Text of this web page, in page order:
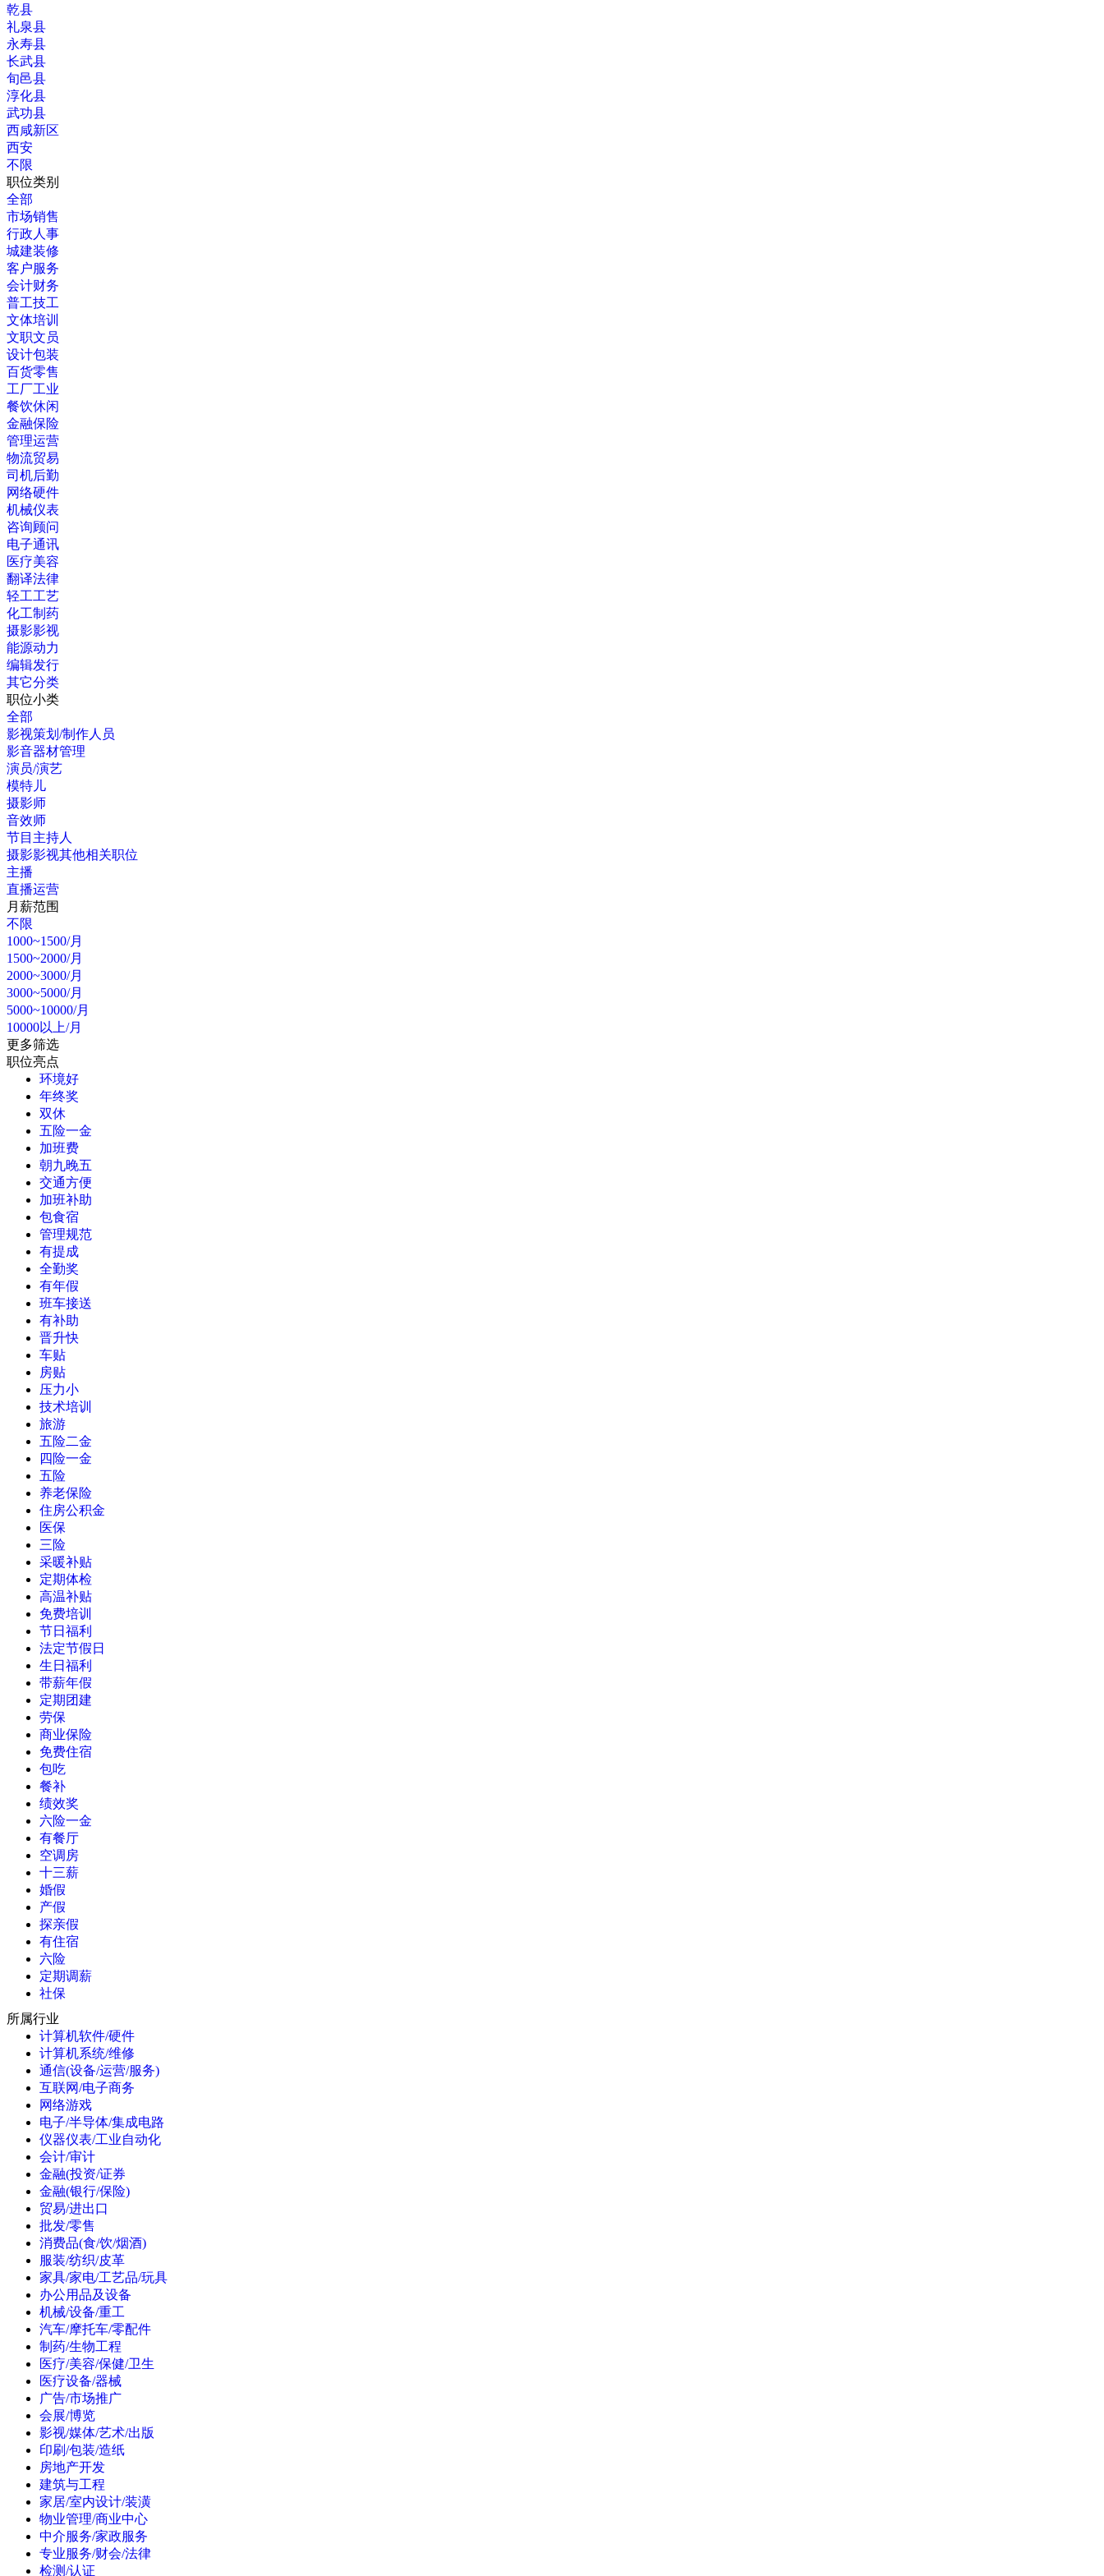
乾县
礼泉县
永寿县
长武县
旬邑县
淳化县
武功县
西咸新区
西安
不限
职位类别
全部
市场销售
行政人事
城建装修
客户服务
会计财务
普工技工
文体培训
文职文员
设计包装
百货零售
工厂工业
餐饮休闲
金融保险
管理运营
物流贸易
司机后勤
网络硬件
机械仪表
咨询顾问
电子通讯
医疗美容
翻译法律
轻工工艺
化工制药
摄影影视
能源动力
编辑发行
其它分类
职位小类
全部
影视策划/制作人员
影音器材管理
演员/演艺
模特儿
摄影师
音效师
节目主持人
摄影影视其他相关职位
主播
直播运营
月薪范围
不限
1000~1500/月
1500~2000/月
2000~3000/月
3000~5000/月
5000~10000/月
10000以上/月
更多筛选
职位亮点
环境好
年终奖
双休
五险一金
加班费
朝九晚五
交通方便
加班补助
包食宿
管理规范
有提成
全勤奖
有年假
班车接送
有补助
晋升快
车贴
房贴
压力小
技术培训
旅游
五险二金
四险一金
五险
养老保险
住房公积金
医保
三险
采暖补贴
定期体检
高温补贴
免费培训
节日福利
法定节假日
生日福利
带薪年假
定期团建
劳保
商业保险
免费住宿
包吃
餐补
绩效奖
六险一金
有餐厅
空调房
十三薪
婚假
产假
探亲假
有住宿
六险
定期调薪
社保
所属行业
计算机软件/硬件
计算机系统/维修
通信(设备/运营/服务)
互联网/电子商务
网络游戏
电子/半导体/集成电路
仪器仪表/工业自动化
会计/审计
金融(投资/证券
金融(银行/保险)
贸易/进出口
批发/零售
消费品(食/饮/烟酒)
服装/纺织/皮革
家具/家电/工艺品/玩具
办公用品及设备
机械/设备/重工
汽车/摩托车/零配件
制药/生物工程
医疗/美容/保健/卫生
医疗设备/器械
广告/市场推广
会展/博览
影视/媒体/艺术/出版
印刷/包装/造纸
房地产开发
建筑与工程
家居/室内设计/装潢
物业管理/商业中心
中介服务/家政服务
专业服务/财会/法律
检测/认证